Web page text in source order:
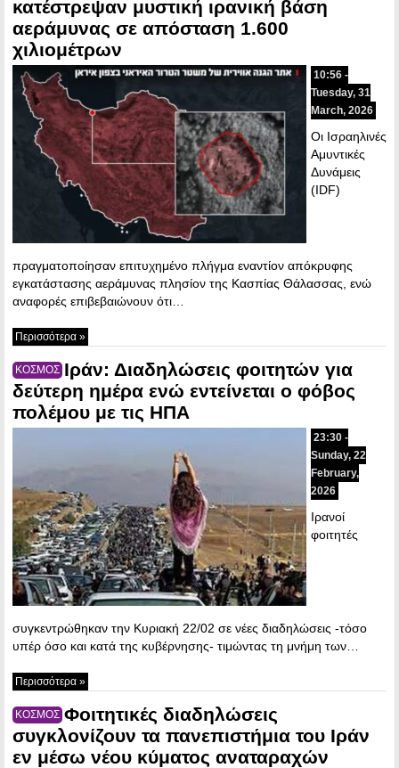
κατέστρεψαν μυστική ιρανική βάση
αεράμυνας σε απόσταση 1.600
χιλιομέτρων
10:56 -
Tuesday, 31
March, 2026
Οι Ισραηλινές
Αμυντικές
Δυνάμεις
(IDF)
πραγματοποίησαν επιτυχημένο πλήγμα εναντίον απόκρυφης
εγκατάστασης αεράμυνας πλησίον της Κασπίας Θάλασσας, ενώ
αναφορές επιβεβαιώνουν ότι…
Περισσότερα »
ΚΟΣΜΟΣ Ιράν: Διαδηλώσεις φοιτητών για
δεύτερη ημέρα ενώ εντείνεται ο φόβος
πολέμου με τις ΗΠΑ
23:30 -
Sunday, 22
February,
2026
Ιρανοί
φοιτητές
συγκεντρώθηκαν την Κυριακή 22/02 σε νέες διαδηλώσεις -τόσο
υπέρ όσο και κατά της κυβέρνησης- τιμώντας τη μνήμη των…
Περισσότερα »
ΚΟΣΜΟΣ Φοιτητικές διαδηλώσεις
συγκλονίζουν τα πανεπιστήμια του Ιράν
εν μέσω νέου κύματος αναταραχών